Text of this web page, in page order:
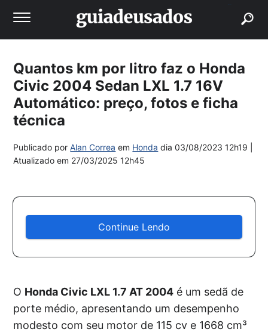
Quantos km por litro faz o Honda
Civic 2004 Sedan LXL 1.7 16V
Automático: preço, fotos e ficha
técnica
Publicado porAlan Correa em Honda dia03/08/2023 12h19
Atualizado em 27/03/2025 12h45
Continue Lendo
O Honda Civic LXL 1.7 AT 2004 é um sedã de
porte médio, apresentando um desempenho
modesto com seu motor de 115 cv e 1668 cm³